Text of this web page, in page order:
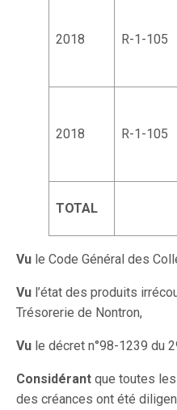
2018 R-1-105
2018 R-1-105
TOTAL
Vu le Code Général des
Vu l’état des produits
Trésorerie de Nontron,
Vu le décret n°98-1239 du
Considérant que toutes
des créances ont été